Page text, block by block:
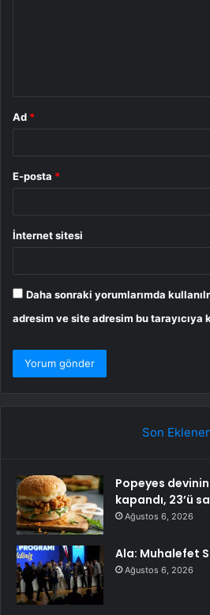
Ad *
E-posta *
İnternet sitesi
Daha sonraki yorumlarımda
adresim ve site adresim bu tarayıcıya
Son
Popeyes
kapandı, 23’ü
Ağustos 6, 2026
Ala: Muhalefet
Ağustos 6, 2026